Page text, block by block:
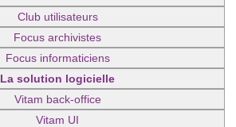
Club utilisateurs
Focus archivistes
Focus informaticiens
La solution logicielle
Vitam back-office
Vitam UI